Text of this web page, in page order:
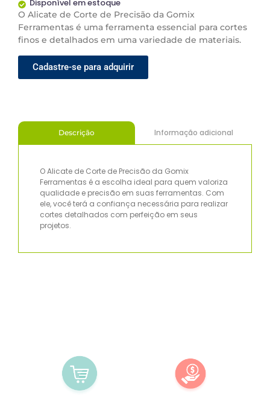
Disponível em estoque
O Alicate de Corte de Precisão da Gomix
Ferramentas é uma ferramenta essencial para cortes
finos e detalhados em uma variedade de materiais.
Cadastre-se para adquirir
Descrição Informação adicional
O Alicate de Corte de Precisão da Gomix
Ferramentas é a escolha ideal para quem valoriza
qualidade e precisão em suas ferramentas. Com
ele, você terá a confiança necessária para realizar
cortes detalhados com perfeição em seus
projetos.